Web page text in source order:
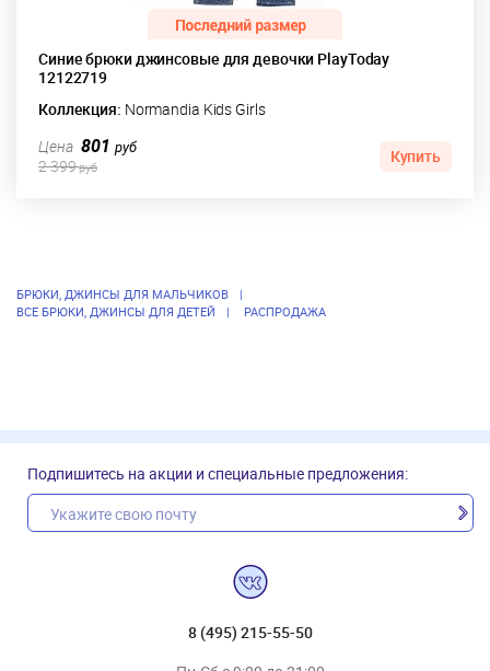
Синие брюки джинсовые для девочки PlayToday
12122719
Коллекция: Normandia Kids Girls
Цена 801руб
2 399руб
Купить
БРЮКИ, ДЖИНСЫ ДЛЯ МАЛЬЧИКОВ
ВСЕ БРЮКИ, ДЖИНСЫ ДЛЯ ДЕТЕЙ
РАСПРОДАЖА
Подпишитесь на акции и специальные предложения:
8 (495) 215-55-50